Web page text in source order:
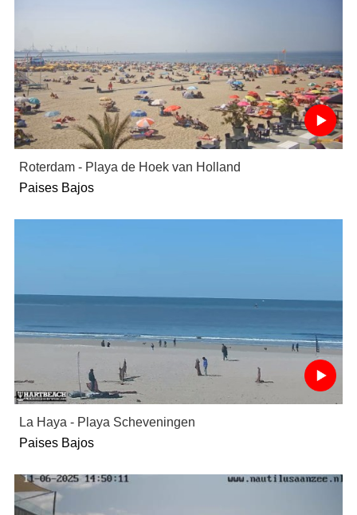
Roterdam - Playa de Hoek van Holland
Paises Bajos
La Haya - Playa Scheveningen
Paises Bajos